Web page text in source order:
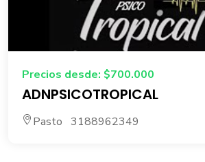
Precios desde: $700.000
ADNPSICOTROPICAL
Pasto 3188962349